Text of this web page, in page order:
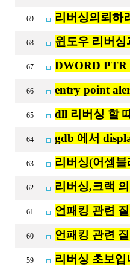
69 리버싱의뢰하
68 윈도우 리버
67 DWORD PTR
66 entry point
65 dll 리버싱 할
64 gdb 에서
63 리버싱(어셈
62 리버싱,크랙
61 언패킹 관련
60 언패킹 관련
59 리버싱 초보